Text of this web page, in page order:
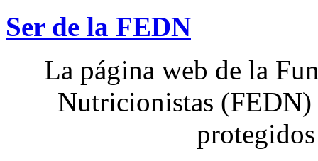
Ser de la FEDN
La página web de la
Nutricionistas (FEDN)